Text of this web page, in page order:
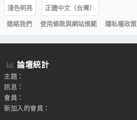
淺色明亮
正體中文（台灣）
連絡我們
使用條款與網站規範 隱私權政策
論壇統計
主題
訊息
會員
新加入的會員